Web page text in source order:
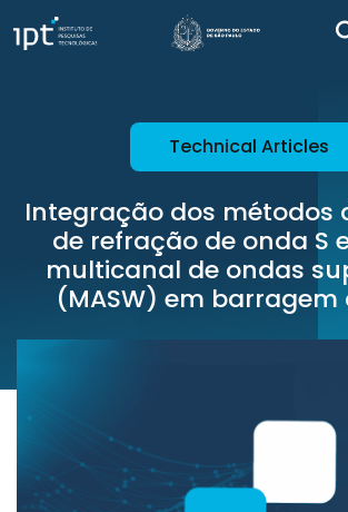
Technical Articles
Integração dos métodos
de refração de onda S
multicanal de ondas
(MASW) em barragem